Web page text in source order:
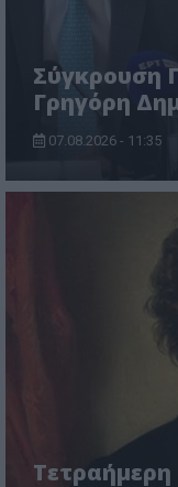
Σύγκρουση
Γρηγόρη
07.08.2026 - 11:35